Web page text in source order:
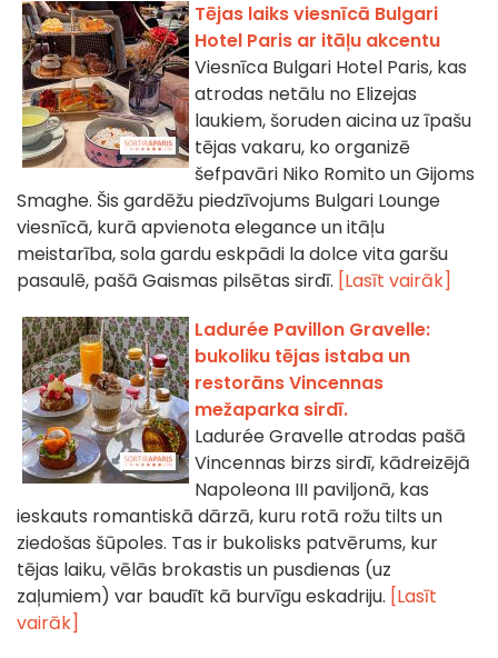
Tējas laiks viesnīcā Bulgari
Hotel Paris ar itāļu akcentu
Viesnīca Bulgari Hotel Paris, kas
atrodas netālu no Elizejas
laukiem, šoruden aicina uz īpašu
tējas vakaru, ko organizē
šefpavāri Niko Romito un Gijoms
Smaghe. Šis gardēžu piedzīvojums Bulgari Lounge
viesnīcā, kurā apvienota elegance un itāļu
meistarība, sola gardu eskpādi la dolce vita garšu
pasaulē, pašā Gaismas pilsētas sirdī. [Lasīt vairāk]
Ladurée Pavillon Gravelle:
bukoliku tējas istaba un
restorāns Vincennas
mežaparka sirdī.
Ladurée Gravelle atrodas pašā
Vincennas birzs sirdī, kādreizējā
Napoleona III paviljonā, kas
ieskauts romantiskā dārzā, kuru rotā rožu tilts un
ziedošas šūpoles. Tas ir bukolisks patvērums, kur
tējas laiku, vēlās brokastis un pusdienas (uz
zaļumiem) var baudīt kā burvīgu eskadriju. [Lasīt
vairāk]